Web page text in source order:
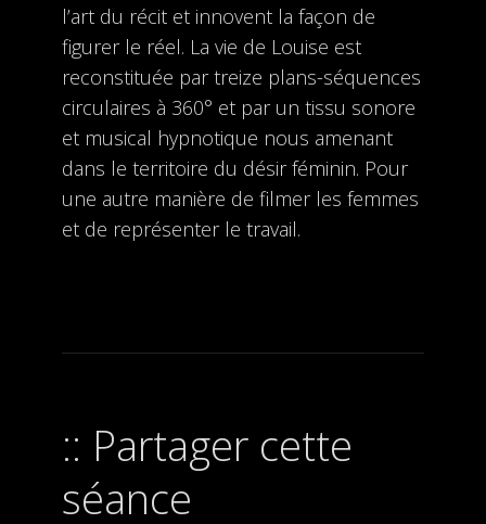
l’art du récit et innovent la façon de
figurer le réel. La vie de Louise est
reconstituée par treize plans-séquences
circulaires à 360° et par un tissu sonore
et musical hypnotique nous amenant
dans le territoire du désir féminin. Pour
une autre manière de filmer les femmes
et de représenter le travail.
Partager cette
séance